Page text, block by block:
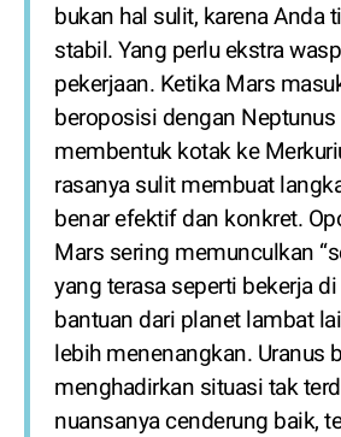
bukan hal sulit, karena Anda
stabil. Yang perlu ekstra
pekerjaan. Ketika Mars
beroposisi dengan
membentuk kotak ke
rasanya sulit membuat
benar efektif dan konkret.
Mars sering memunculkan
yang terasa seperti bekerja di
bantuan dari planet lambat
lebih menenangkan. Uranus
menghadirkan situasi tak
nuansanya cenderung baik,